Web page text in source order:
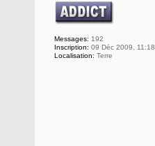
Messages: 192
Inscription: 09 Déc 2009, 11:18
Localisation: Terre